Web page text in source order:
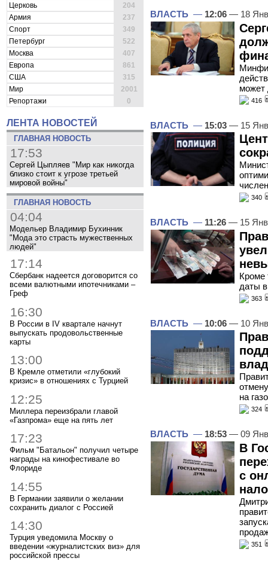
Церковь
204
Армия
237
Спорт
349
Петербург
522
Москва
407
Европа
861
США
315
Мир
2001
Репортажи
0
ЛЕНТА НОВОСТЕЙ
ГЛАВНАЯ НОВОСТЬ
17:53
Сергей Цыпляев "Мир как никогда
близко стоит к угрозе третьей
мировой войны"
ГЛАВНАЯ НОВОСТЬ
04:04
Модельер Владимир Бухинник
"Мода это страсть мужественных
людей"
17:14
Сбербанк надеется договорится со
всеми валютными ипотечниками –
Греф
16:30
В России в IV квартале начнут
выпускать продовольственные
карты
13:00
В Кремле отметили «глубокий
кризис» в отношениях с Турцией
12:25
Миллера переизбрали главой
«Газпрома» еще на пять лет
17:23
Фильм "Батальон" получил четыре
награды на кинофестивале во
Флориде
14:55
В Германии заявили о желании
сохранить диалог с Россией
14:30
Турция уведомила Москву о
введении «журналистских виз» для
российской прессы
ВЛАСТЬ — 12:06 — 18
может
416
ВЛАСТЬ — 15:03 — 15
340
ВЛАСТЬ — 11:26 — 15
Кроме
даты
363
ВЛАСТЬ — 10:06 — 10
на
324
ВЛАСТЬ — 18:53 — 09
В
с
351